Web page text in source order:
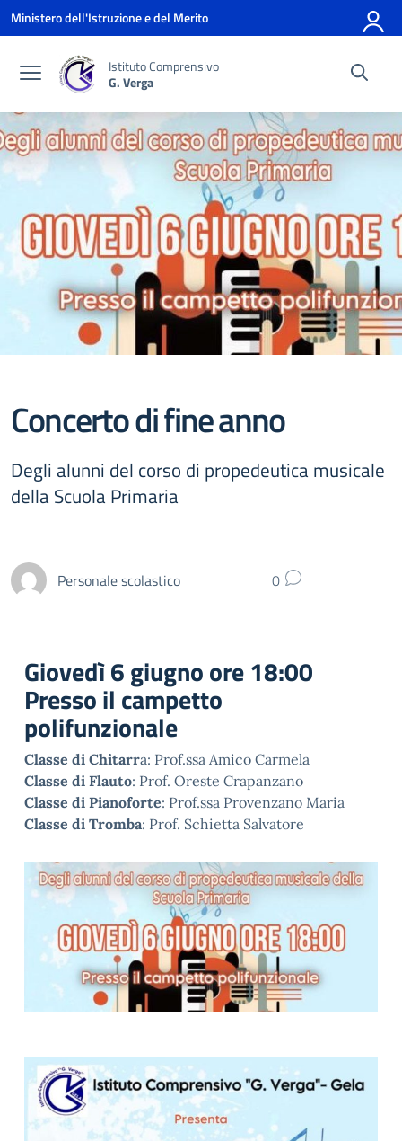
Vai ai contenuti
Vai al menu di navigazione
Vai al footer
Ministero dell'Istruzione e del Merito
Istituto Comprensivo
G. Verga
Concerto di fine anno
Degli alunni del corso di propedeutica musicale
della Scuola Primaria
Personale scolastico 0
Giovedì 6 giugno ore 18:00
Presso il campetto
polifunzionale
Classe di Chitarra: Prof.ssa Amico Carmela
Classe di Flauto: Prof. Oreste Crapanzano
Classe di Pianoforte: Prof.ssa Provenzano Maria
Classe di Tromba: Prof. Schietta Salvatore